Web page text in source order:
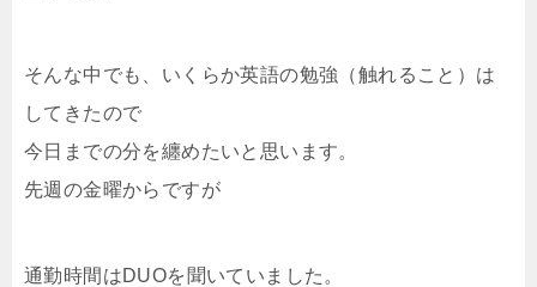
そんな中でも、いくらか英語の勉強（触れること）は
してきたので
今日までの分を纏めたいと思います。
先週の金曜からですが
通勤時間はDUOを聞いていました。